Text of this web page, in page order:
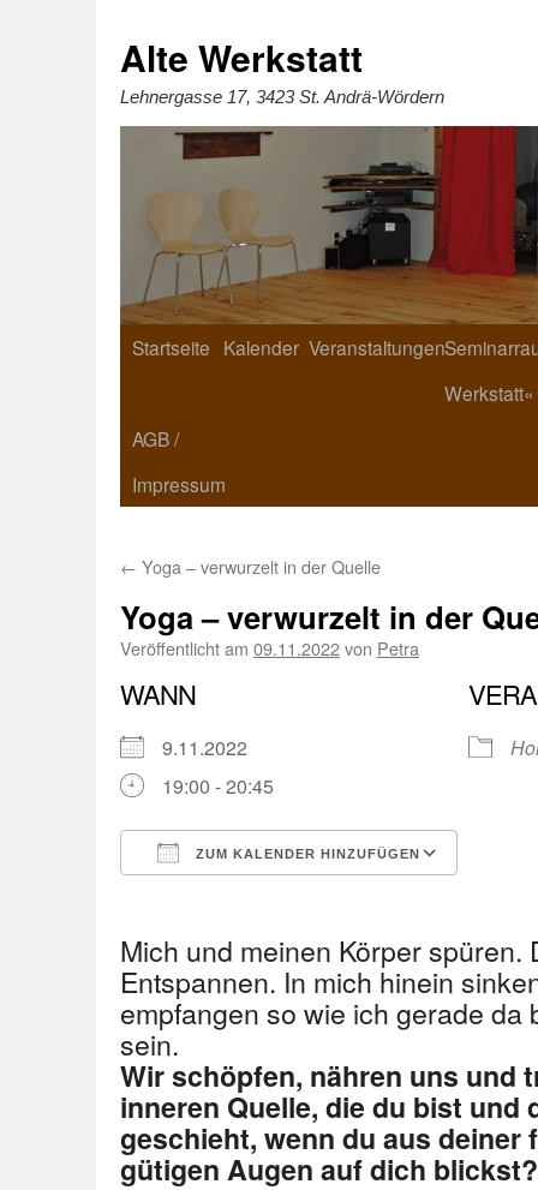
Alte Werkstatt
Lehnergasse 17, 3423 St. Andrä-Wördern
Startseite Kalender Veranstaltungen
Werkstatt«
AGB /
Impressum
← Yoga – verwurzelt in der Quelle
Yoga – verwurzelt in der
Veröffentlicht am 09.11.2022von Petra
WANN
9.11.2022
19:00 - 20:45
ZUM KALENDER HINZUFÜGEN
Mich und meinen Körper spüren.
Entspannen. In mich hinein
empfangen so wie ich gerade da
sein.
Wir schöpfen, nähren uns und
inneren Quelle, die du bist und
geschieht, wenn du aus deiner
gütigen Augen auf dich blickst?